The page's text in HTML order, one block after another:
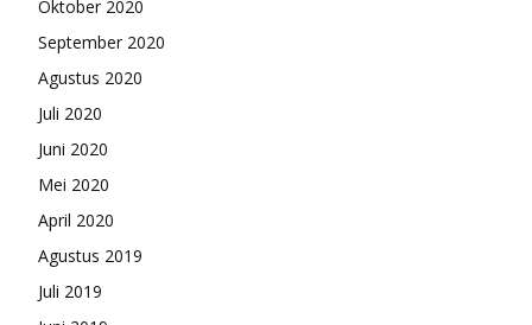
Oktober 2020
September 2020
Agustus 2020
Juli 2020
Juni 2020
Mei 2020
April 2020
Agustus 2019
Juli 2019